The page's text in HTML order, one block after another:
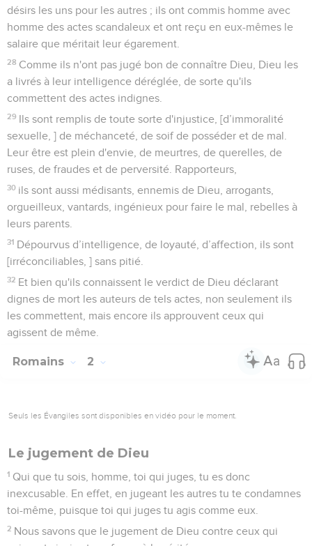
désirs les uns pour les autres ; ils ont commis homme avec
homme des actes scandaleux et ont reçu en eux-mêmes le
salaire que méritait leur égarement.
28 Comme ils n'ont pas jugé bon de connaître Dieu, Dieu les
a livrés à leur intelligence déréglée, de sorte qu'ils
commettent des actes indignes.
29 Ils sont remplis de toute sorte d'injustice, [d’immoralité
sexuelle, ] de méchanceté, de soif de posséder et de mal.
Leur être est plein d'envie, de meurtres, de querelles, de
ruses, de fraudes et de perversité. Rapporteurs,
30 ils sont aussi médisants, ennemis de Dieu, arrogants,
orgueilleux, vantards, ingénieux pour faire le mal, rebelles à
leurs parents.
31 Dépourvus d’intelligence, de loyauté, d’affection, ils sont
[irréconciliables, ] sans pitié.
32 Et bien qu'ils connaissent le verdict de Dieu déclarant
dignes de mort les auteurs de tels actes, non seulement ils
les commettent, mais encore ils approuvent ceux qui
agissent de même.
Romains 2
Seuls les Évangiles sont disponibles en vidéo pour le moment.
Le jugement de Dieu
1 Qui que tu sois, homme, toi qui juges, tu es donc
inexcusable. En effet, en jugeant les autres tu te condamnes
toi-même, puisque toi qui juges tu agis comme eux.
2 Nous savons que le jugement de Dieu contre ceux qui